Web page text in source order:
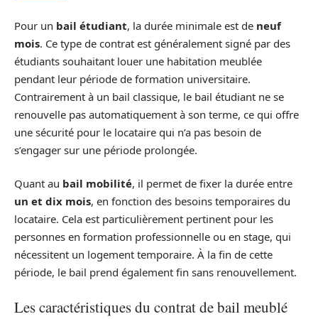
Pour un bail étudiant, la durée minimale est de neuf
mois. Ce type de contrat est généralement signé par des
étudiants souhaitant louer une habitation meublée
pendant leur période de formation universitaire.
Contrairement à un bail classique, le bail étudiant ne se
renouvelle pas automatiquement à son terme, ce qui offre
une sécurité pour le locataire qui n’a pas besoin de
s’engager sur une période prolongée.
Quant au bail mobilité, il permet de fixer la durée entre
un et dix mois, en fonction des besoins temporaires du
locataire. Cela est particulièrement pertinent pour les
personnes en formation professionnelle ou en stage, qui
nécessitent un logement temporaire. À la fin de cette
période, le bail prend également fin sans renouvellement.
Les caractéristiques du contrat de bail meublé